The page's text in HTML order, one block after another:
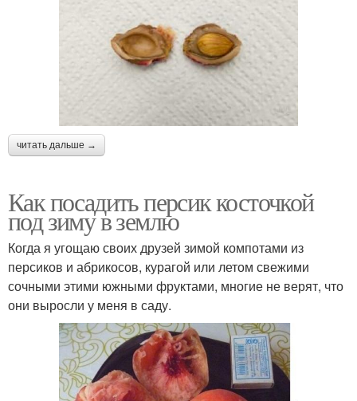
читать дальше →
Как посадить персик косточкой
под зиму в землю
Когда я угощаю своих друзей зимой компотами из
персиков и абрикосов, курагой или летом свежими
сочными этими южными фруктами, многие не верят, что
они выросли у меня в саду.